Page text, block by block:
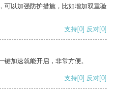
可以加强防护措施，比如增加双重验
支持[0] 反对[0]
加速就能开启，非常方便。
支持[0] 反对[0]